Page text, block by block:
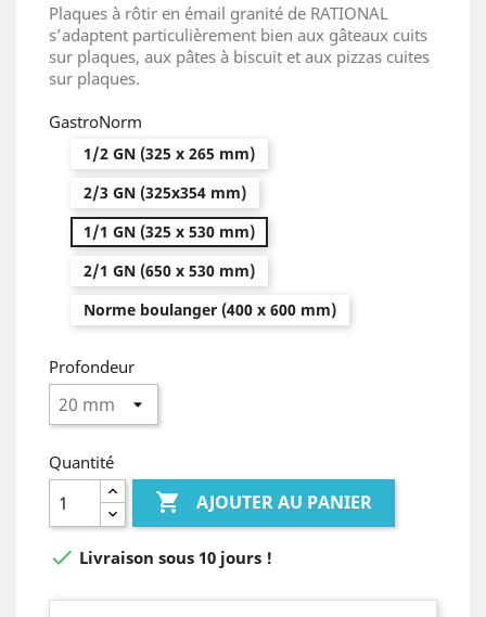
Plaques à rôtir en émail granité de RATIONAL
s’adaptent particulièrement bien aux gâteaux cuits
sur plaques, aux pâtes à biscuit et aux pizzas cuites
sur plaques.
GastroNorm
1/2 GN (325 x 265 mm)
2/3 GN (325x354 mm)
1/1 GN (325 x 530 mm)
2/1 GN (650 x 530 mm)
Norme boulanger (400 x 600 mm)
Profondeur
Quantité
 AJOUTER AU PANIER
 Livraison sous 10 jours !